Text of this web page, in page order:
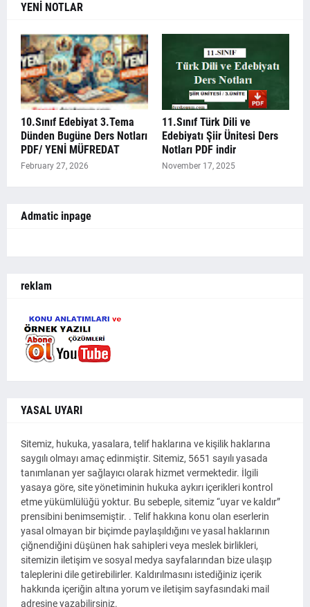
YENİ NOTLAR
10.Sınıf Edebiyat 3.Tema
Dünden Bugüne Ders Notları
PDF/ YENİ MÜFREDAT
February 27, 2026
11.Sınıf Türk Dili ve
Edebiyatı Şiir Ünitesi Ders
Notları PDF indir
November 17, 2025
Admatic inpage
reklam
YASAL UYARI
Sitemiz, hukuka, yasalara, telif haklarına ve kişilik haklarına
saygılı olmayı amaç edinmiştir. Sitemiz, 5651 sayılı yasada
tanımlanan yer sağlayıcı olarak hizmet vermektedir. İlgili
yasaya göre, site yönetiminin hukuka aykırı içerikleri kontrol
etme yükümlülüğü yoktur. Bu sebeple, sitemiz “uyar ve kaldır”
prensibini benimsemiştir. . Telif hakkına konu olan eserlerin
yasal olmayan bir biçimde paylaşıldığını ve yasal haklarının
çiğnendiğini düşünen hak sahipleri veya meslek birlikleri,
sitemizin iletişim ve sosyal medya sayfalarından bize ulaşıp
taleplerini dile getirebilirler. Kaldırılmasını istediğiniz içerik
hakkında içeriğin altına yorum ve iletişim sayfasındaki mail
adresine yazabilirsiniz.